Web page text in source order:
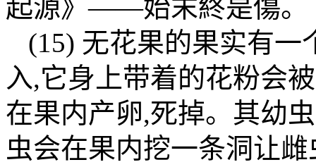
起源》——始末終是傷。
(15) 无花果的果实有一
入,它身上带着的花粉会
在果内产卵,死掉。其幼
虫会在果内挖一条洞让